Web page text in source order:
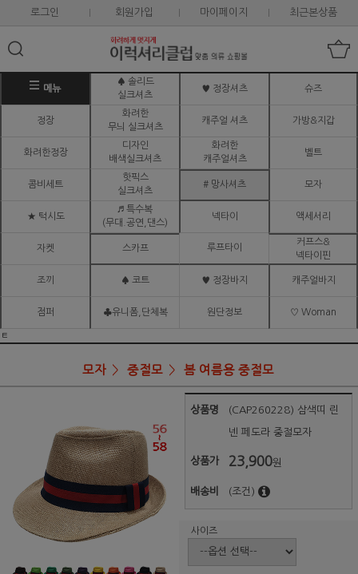
로그인 회원가입 마이페이지 최근본상품
메뉴
♠ 솔리드
실크셔츠
♥ 정장셔츠 슈즈
정장
화려한
무늬 실크셔츠
캐주얼 셔츠 가방&지갑
화려한정장
디자인
배색실크셔츠
화려한
캐주얼셔츠
벨트
콤비세트
핫픽스
실크셔츠
# 망사셔츠 모자
★ 턱시도
♬ 특수복
(무대.공연,댄스)
넥타이 액세서리
자켓 스카프 루프타이
커프스&
넥타이핀
조끼 ♠ 코트 ♥ 정장바지 캐주얼바지
점퍼 ♣유니폼,단체복 원단정보 ♡ Woman
ㅌ
모자 중절모 봄 여름용 중절모
상품명 (CAP260228) 삼색띠 린
넨 페도라 중절모자
상품가 23,900원
배송비 (조건)
사이즈